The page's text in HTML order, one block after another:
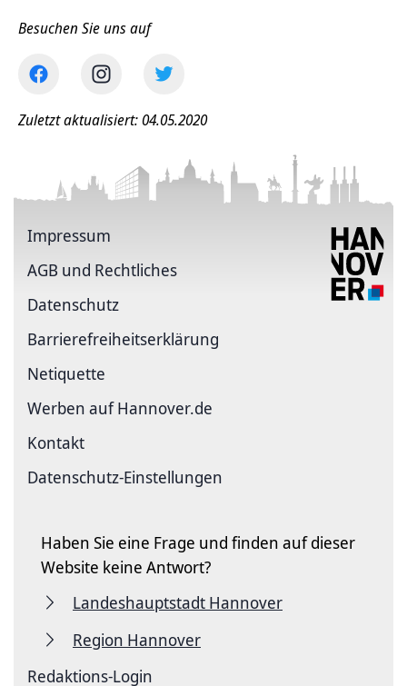
Besuchen Sie uns auf
Zuletzt aktualisiert: 04.05.2020
Impressum
AGB und Rechtliches
Datenschutz
Barriere­freiheits­erklärung
Netiquette
Werben auf Hannover.de
Kontakt
Datenschutz-Einstellungen
Haben Sie eine Frage und finden auf dieser
Website keine Antwort?
Landeshauptstadt Hannover
Region Hannover
Redaktions-Login